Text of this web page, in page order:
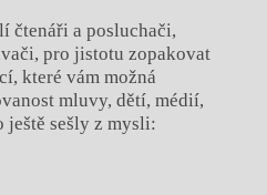
čtenáři a posluchači,
pro jistotu zopakovat
které vám možná
mluvy, dětí, médií,
ještě sešly z mysli: